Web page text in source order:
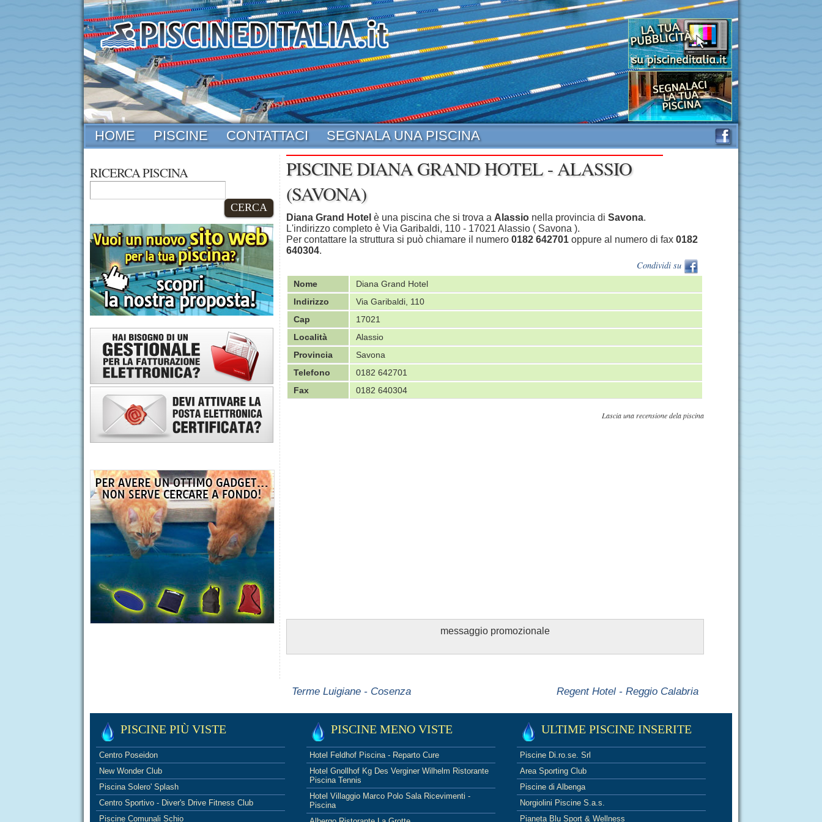
HOME PISCINE CONTATTACI SEGNALA UNA PISCINA
RICERCA PISCINA
CERCA
PISCINE DIANA GRAND HOTEL - ALASSIO
(SAVONA)
Diana Grand Hotel è una piscina che si trova a Alassio nella provincia di Savona.
L'indirizzo completo è Via Garibaldi, 110 - 17021 Alassio ( Savona ).
Per contattare la struttura si può chiamare il numero 0182 642701 oppure al numero di fax 0182
640304.
Condividi su
Nome
Diana Grand Hotel
Indirizzo
Via Garibaldi, 110
Cap
17021
Località
Alassio
Provincia
Savona
Telefono
0182 642701
Fax
0182 640304
Lascia una recensione dela piscina
messaggio promozionale
Terme Luigiane - Cosenza Regent Hotel - Reggio Calabria
PISCINE PIÙ VISTE
Centro Poseidon
New Wonder Club
Piscina Solero' Splash
Centro Sportivo - Diver's Drive Fitness Club
Piscine Comunali Schio
PISCINE MENO VISTE
Hotel Feldhof Piscina - Reparto Cure
Hotel Gnollhof Kg Des Verginer Wilhelm Ristorante
Piscina Tennis
Hotel Villaggio Marco Polo Sala Ricevimenti -
Piscina
ULTIME PISCINE INSERITE
Piscine Di.ro.se. Srl
Area Sporting Club
Piscine di Albenga
Norgiolini Piscine S.a.s.
Pianeta Blu Sport & Wellness